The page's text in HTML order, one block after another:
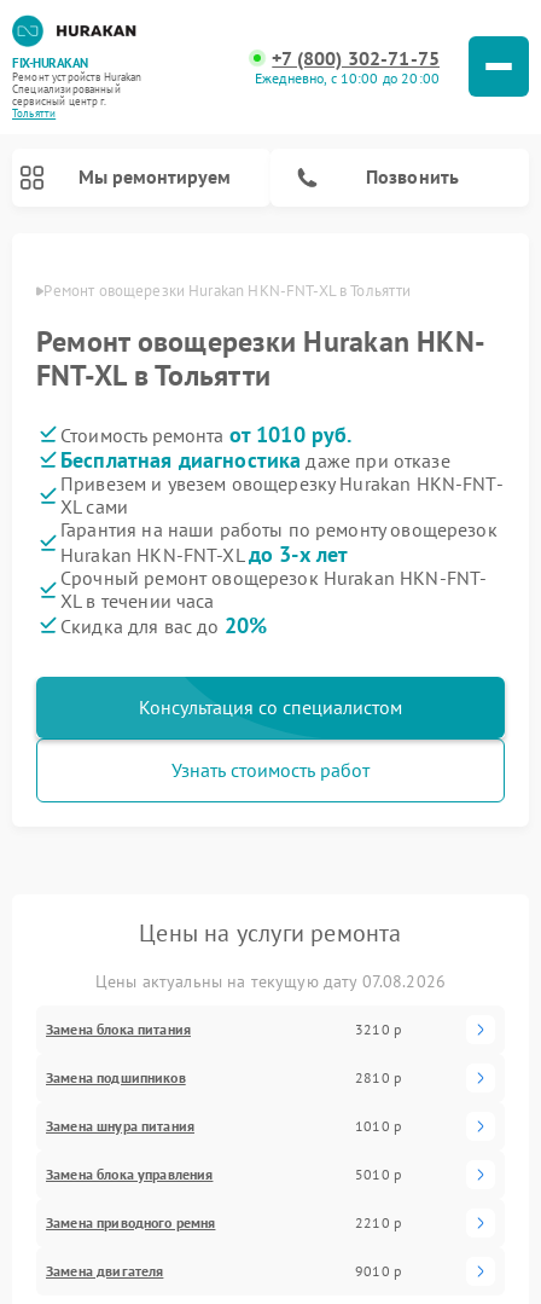
FIX-HURAKAN
Ремонт устройств Hurakan
Специализированный
cервисный центр г.
Тольятти
+7 (800) 302-71-75
Ежедневно, с 10:00 до 20:00
Мы ремонтируем Позвонить
Ремонт овощерезки Hurakan HKN-FNT-XL в Тольятти
Ремонт овощерезки Hurakan HKN-
FNT-XL в Тольятти
Стоимость ремонта от 1010 руб.
Бесплатная диагностика даже при отказе
Привезем и увезем овощерезку Hurakan HKN-FNT-
XL сами
Гарантия на наши работы по ремонту овощерезок
Hurakan HKN-FNT-XL до 3-х лет
Срочный ремонт овощерезок Hurakan HKN-FNT-
XL в течении часа
Скидка для вас до 20%
Консультация со специалистом
Узнать стоимость работ
Цены на услуги ремонта
Цены актуальны на текущую дату 07.08.2026
Замена блока питания 3210 р
Замена подшипников 2810 р
Замена шнура питания 1010 р
Замена блока управления 5010 р
Замена приводного ремня 2210 р
Замена двигателя 9010 р